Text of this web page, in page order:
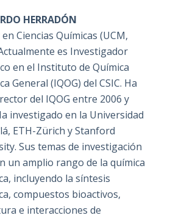
HERRADÓN
Ciencias Químicas (UCM,
es Investigador
en el Instituto de Química
General (IQOG) del CSIC. Ha
del IQOG entre 2006 y
investigado en la Universidad
ETH-Zürich y Stanford
Sus temas de investigación
un amplio rango de la química
incluyendo la síntesis
compuestos bioactivos,
e interacciones de